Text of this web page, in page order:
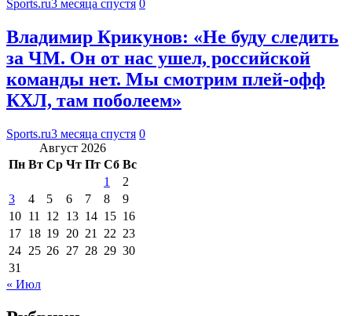
Sports.ru3 месяца спустя 0
Владимир Крикунов: «Не буду следить
за ЧМ. Он от нас ушел, российской
команды нет. Мы смотрим плей-офф
КХЛ, там поболеем»
Sports.ru3 месяца спустя 0
Август 2026
Пн Вт Ср Чт Пт Сб Вс
1
2
3
4 5 6 7 8
9
10 11 12 13 14 15 16
17 18 19 20 21 22 23
24 25 26 27 28 29 30
31
« Июл